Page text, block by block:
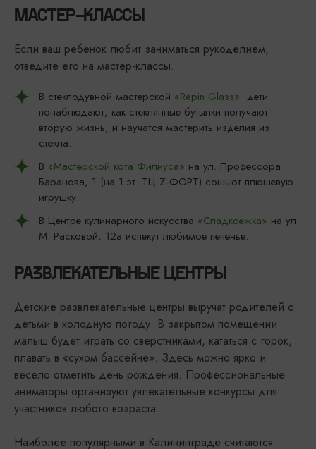
МАСТЕР-КЛАССЫ
Если ваш ребенок любит заниматься рукоделием,
отведите его на мастер-классы.
В стеклодувной мастерской «Repin Glass» дети
понаблюдают, как стеклянные бутылки получают
вторую жизнь, и научатся мастерить изделия из
стекла.
В «Мастерской кота Филиуса» на ул. Профессора
Баранова, 1 (на 1 эт. ТЦ Z-ФОРТ) сошьют плюшевую
игрушку.
В Центре кулинарного искусства «Сладкоежка» на ул.
М. Расковой, 12а испекут любимое печенье.
РАЗВЛЕКАТЕЛЬНЫЕ ЦЕНТРЫ
Детские развлекательные центры выручат родителей с
детьми в холодную погоду. В закрытом помещении
малыш будет играть со сверстниками, кататься с горок,
плавать в «сухом бассейне». Здесь можно ярко и
весело отметить день рождения. Профессиональные
аниматоры организуют увлекательные конкурсы для
участников любого возраста.
Наиболее популярными в Калининграде считаются